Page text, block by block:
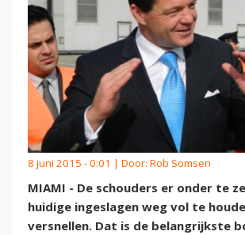
8 juni 2015 - 0:01 | Door: Rob Somsen
MIAMI - De schouders er onder te
huidige ingeslagen weg vol te
versnellen. Dat is de belangrijkste